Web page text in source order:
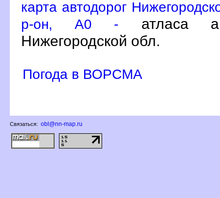
карта автодорог
р-он, A0 -
атласа
Нижегородской обл.
Погода в ВОРСМА
Связаться: obl@nn-map.ru